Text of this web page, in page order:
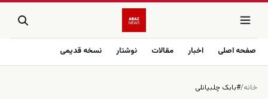
صفحه اصلی اخبار مقالات نوشتار نسخه قدیمی
خانه/#بابک چلبیانلی